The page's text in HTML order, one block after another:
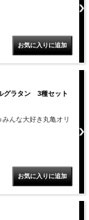
グラタン 3種セット
んな大好き丸亀オリ